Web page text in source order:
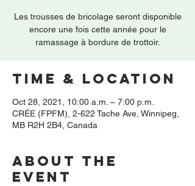
Les trousses de bricolage seront disponible
encore une fois cette année pour le
ramassage à bordure de trottoir.
Time & Location
Oct 28, 2021, 10:00 a.m. – 7:00 p.m.
CRÉE (FPFM), 2-622 Tache Ave, Winnipeg,
MB R2H 2B4, Canada
About the
event